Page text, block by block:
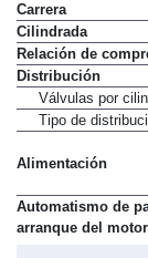
Carrera
Cilindrada
Relación de
Distribución
Válvulas por
Tipo de
Alimentación
Automatismo de
arranque del